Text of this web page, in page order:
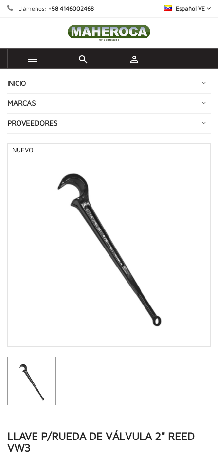
Llámenos: +58 4146002468 Español VE
  
INICIO
MARCAS
PROVEEDORES
NUEVO
LLAVE P/RUEDA DE VÁLVULA 2" REED
VW3